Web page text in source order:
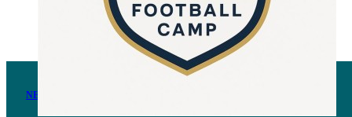
NEW ERA FUSSBALLCAMP + ENGLISCH